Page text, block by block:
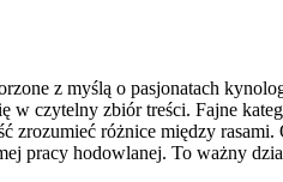
z myślą o pasjonatach
w czytelny zbiór treści. Fajne
różnice między
pracy hodowlanej. To ważny